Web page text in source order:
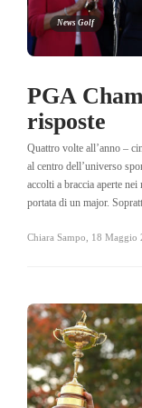
News Golf
PGA
risposte
Quattro volte all’anno –
al centro dell’universo
accolti a braccia aperte
portata di un major.
Chiara Sampo 18 Maggio